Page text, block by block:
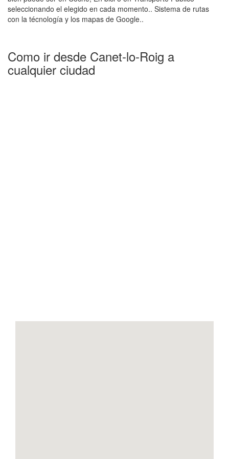
seleccionando el elegido en cada momento.. Sistema de rutas
con la técnología y los mapas de Google..
Como ir desde Canet-lo-Roig a
cualquier ciudad